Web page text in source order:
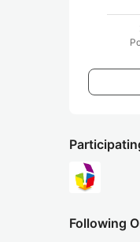
Following